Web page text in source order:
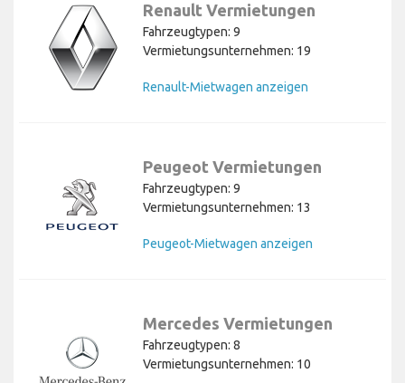
Renault Vermietungen
Fahrzeugtypen: 9
Vermietungsunternehmen: 19
Renault-Mietwagen anzeigen
Peugeot Vermietungen
Fahrzeugtypen: 9
Vermietungsunternehmen: 13
Peugeot-Mietwagen anzeigen
Mercedes Vermietungen
Fahrzeugtypen: 8
Vermietungsunternehmen: 10